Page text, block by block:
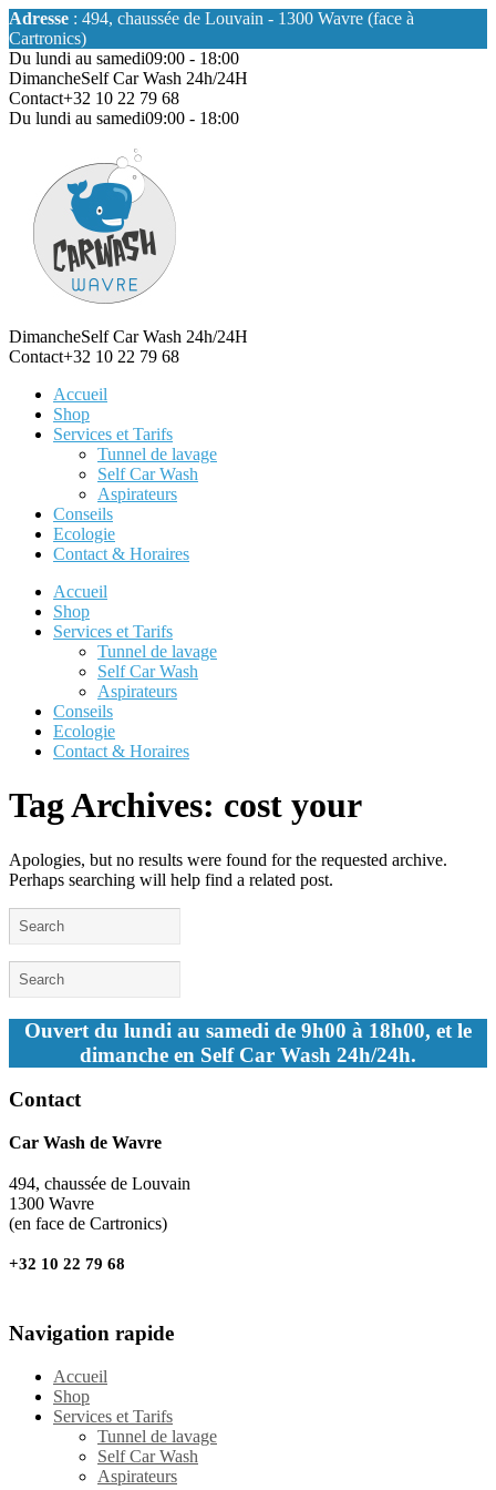
Adresse : 494, chaussée de Louvain - 1300 Wavre (face à
Cartronics)
Du lundi au samedi09:00 - 18:00
DimancheSelf Car Wash 24h/24H
Contact+32 10 22 79 68
Du lundi au samedi09:00 - 18:00
DimancheSelf Car Wash 24h/24H
Contact+32 10 22 79 68
Accueil
Shop
Services et Tarifs
Tunnel de lavage
Self Car Wash
Aspirateurs
Conseils
Ecologie
Contact & Horaires
Accueil
Shop
Services et Tarifs
Tunnel de lavage
Self Car Wash
Aspirateurs
Conseils
Ecologie
Contact & Horaires
Tag Archives: cost your
Apologies, but no results were found for the requested archive.
Perhaps searching will help find a related post.
Ouvert du lundi au samedi de 9h00 à 18h00, et le
dimanche en Self Car Wash 24h/24h.
Contact
Car Wash de Wavre
494, chaussée de Louvain
1300 Wavre
(en face de Cartronics)
+32 10 22 79 68
Navigation rapide
Accueil
Shop
Services et Tarifs
Tunnel de lavage
Self Car Wash
Aspirateurs